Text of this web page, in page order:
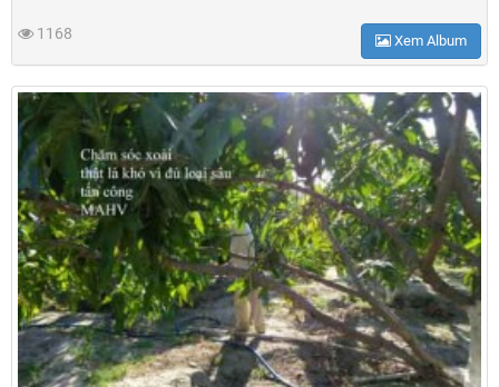
1168 Xem Album